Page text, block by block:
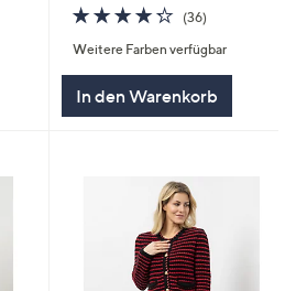
4.2
von
5
(36)36
Weitere Farben verfügbar
In den Warenkorb